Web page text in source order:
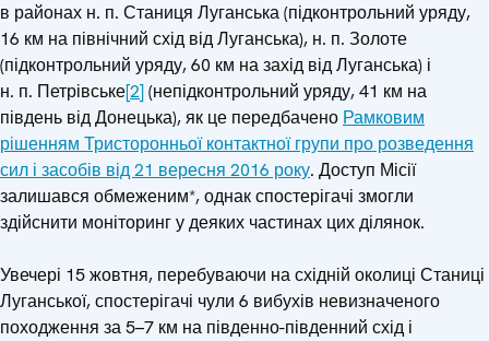
в районах н. п. Станиця Луганська (підконтрольний уряду,
16 км на північний схід від Луганська), н. п. Золоте
(підконтрольний уряду, 60 км на захід від Луганська) і
н. п. Петрівське[2](непідконтрольний уряду, 41 км на
південь від Донецька), як це передбачено Рамковим
рішенням Тристоронньої контактної групи про розведення
сил і засобів від 21 вересня 2016 року. Доступ Місії
залишався обмеженим*, однак спостерігачі змогли
здійснити моніторинг у деяких частинах цих ділянок.
Увечері 15 жовтня, перебуваючи на східній околиці Станиці
Луганської, спостерігачі чули 6 вибухів невизначеного
походження за 5–7 км на південно-південний схід і